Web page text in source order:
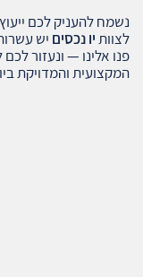
נשמח להעניק לכם
לצוותיו נכסים יש
פנו אלינו — ונעזור
המקצועית והמדויקת